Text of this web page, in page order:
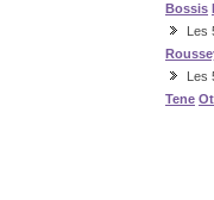
Bossis
Les
Les
Tene